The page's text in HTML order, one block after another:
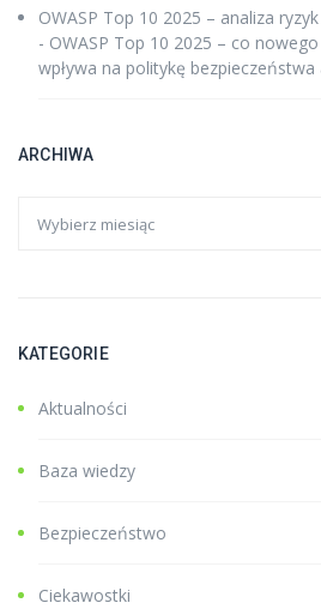
OWASP Top 10 2025 – analiza
- OWASP Top 10 2025 – co
wpływa na politykę bezpieczeństwa
ARCHIWA
KATEGORIE
Aktualności
Baza wiedzy
Bezpieczeństwo
Ciekawostki